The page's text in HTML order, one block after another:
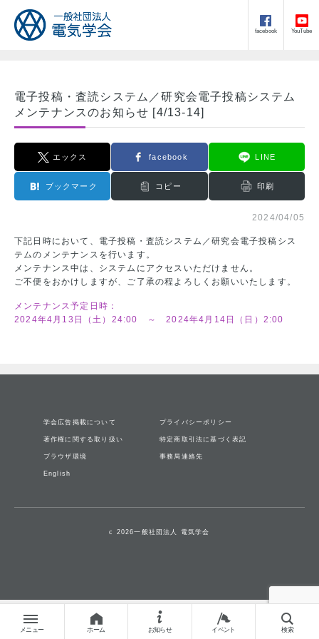
facebook YouTube
メニュー ホーム お知らせ イベント 検索
電子投稿・査読システム／研究会電子投稿システム
メンテナンスのお知らせ [4/13-14]
エックス facebook LINE
ブックマーク コピー 印刷
2024/04/05
下記日時において、電子投稿・査読システム／研究会電子投稿シス
テムのメンテナンスを行います。
メンテナンス中は、システムにアクセスいただけません。
ご不便をおかけしますが、ご了承の程よろしくお願いいたします。
メンテナンス予定日時：
2024年4月13日（土）24:00 ～ 2024年4月14日（日）2:00
学会広告掲載について プライバシーポリシー
著作権に関する取り扱い 特定商取引法に基づく表記
ブラウザ環境 事務局連絡先
English
c 2026一般社団法人 電気学会